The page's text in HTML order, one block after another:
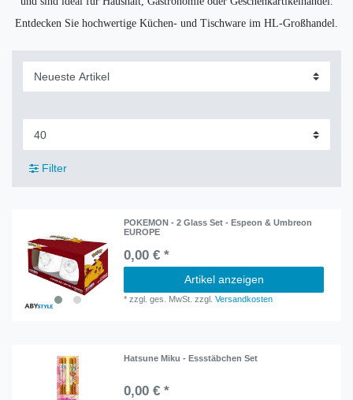
Entdecken Sie hochwertige Küchen- und Tischware im HL-Großhandel.
Filter
POKEMON - 2 Glass Set - Espeon & Umbreon
EUROPE
0,00 € *
Artikel anzeigen
*zzgl. ges. MwSt. zzgl.Versandkosten
Hatsune Miku - Essstäbchen Set
0,00 € *